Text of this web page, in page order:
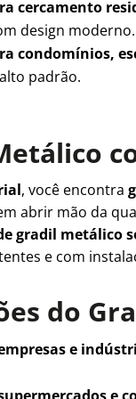
cercamento
design moderno.
condomínios,
padrão.
, você encontra
abrir mão da
gradil metálico
e com
do
e